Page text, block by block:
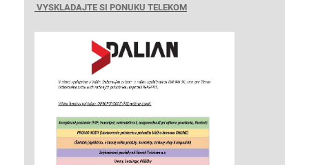
VYSKLADAJTE SI PONUKU TELEKOM